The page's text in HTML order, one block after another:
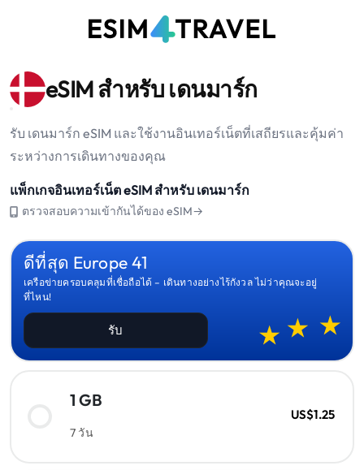
eSIM สำหรับ เดนมาร์ก
รับ เดนมาร์ก eSIM และใช้งานอินเทอร์เน็ตที่เสถียรและคุ้มค่า
ระหว่างการเดินทางของคุณ
แพ็กเกจอินเทอร์เน็ต eSIM สำหรับ เดนมาร์ก
ตรวจสอบความเข้ากันได้ของ eSIM→
ดีที่สุด Europe 41
เครือข่ายครอบคลุมที่เชื่อถือได้ – เดินทางอย่างไร้กังวล ไม่ว่าคุณจะอยู่
ที่ไหน!
รับ
1 GB
7 วัน
US$1.25